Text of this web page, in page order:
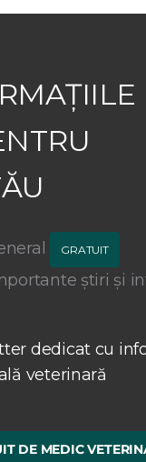
GRATUIT
știri și
dedicat cu
veterinară
DE MEDIC